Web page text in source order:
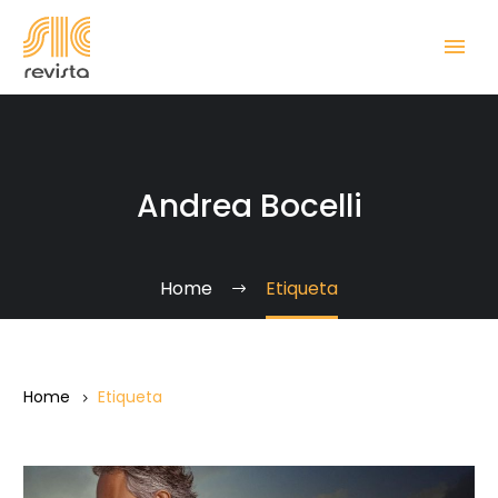
Andrea Bocelli
Home Etiqueta
Home Etiqueta